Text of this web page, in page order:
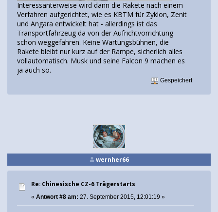
Interessanterweise wird dann die Rakete nach einem
Verfahren aufgerichtet, wie es KBTM für Zyklon, Zenit
und Angara entwickelt hat - allerdings ist das
Transportfahrzeug da von der Aufrichtvorrichtung
schon weggefahren. Keine Wartungsbühnen, die
Rakete bleibt nur kurz auf der Rampe, sicherlich alles
vollautomatisch. Musk und seine Falcon 9 machen es
ja auch so.
Gespeichert
wernher66
Re: Chinesische CZ-6 Trägerstarts
« Antwort #8 am: 27. September 2015, 12:01:19 »